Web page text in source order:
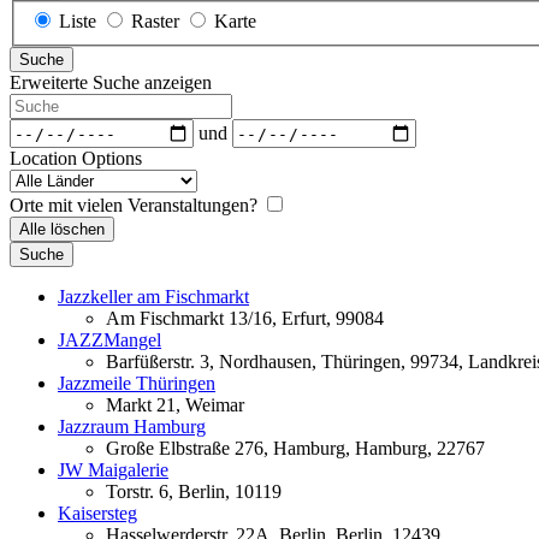
Anzeigetyp
für
Suchergebnisse
Liste Raster Karte
Suche
Erweiterte Suche anzeigen
Suche
Daten
und
Location Options
Land
Orte mit vielen Veranstaltungen?
Alle löschen
Suche
Jazzkeller am Fischmarkt
Am Fischmarkt 13/16, Erfurt, 99084
JAZZMangel
Barfüßerstr. 3, Nordhausen, Thüringen, 99734,
Jazzmeile Thüringen
Markt 21, Weimar
Jazzraum Hamburg
Große Elbstraße 276, Hamburg, Hamburg, 22767
JW Maigalerie
Torstr. 6, Berlin, 10119
Kaisersteg